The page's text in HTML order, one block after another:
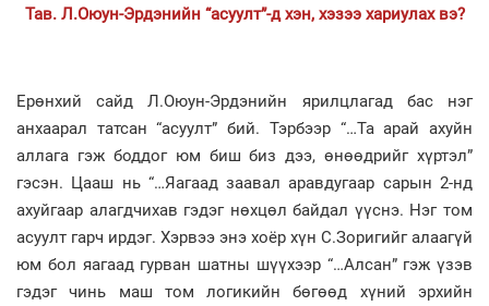
Тав. Л.Оюун-Эрдэнийн “асуулт”-д хэн, хэзээ хариулах вэ?
Ерөнхий сайд Л.Оюун-Эрдэнийн ярилцлагад бас нэг
анхаарал татсан “асуулт” бий. Тэрбээр “…Та арай ахуйн
аллага гэж боддог юм биш биз дээ, өнөөдрийг хүртэл”
гэсэн. Цааш нь “…Яагаад заавал аравдугаар сарын 2-нд
ахуйгаар алагдчихав гэдэг нөхцөл байдал үүснэ. Нэг том
асуулт гарч ирдэг. Хэрвээ энэ хоёр хүн С.Зоригийг алаагүй
юм бол яагаад гурван шатны шүүхээр “…Алсан” гэж үзэв
гэдэг чинь маш том логикийн бөгөөд хүний эрхийн